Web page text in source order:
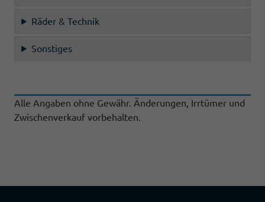
Räder & Technik
Sonstiges
Alle Angaben ohne Gewähr. Änderungen, Irrtümer und
Zwischenverkauf vorbehalten.